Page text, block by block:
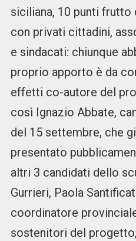
siciliana, 10 punti
con privati cittadini,
e sindacati: chiunque
proprio apporto è da
effetti co-autore del
così Ignazio Abbate,
del 15 settembre, che
presentato
altri 3 candidati dello
Gurrieri, Paola
coordinatore
sostenitori del